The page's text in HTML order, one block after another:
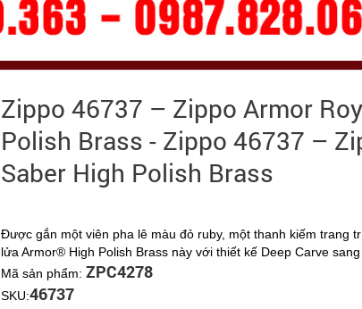
Zippo 46737 – Zippo Armor
Polish Brass - Zippo 46737 –
Saber High Polish Brass
Được gắn một viên pha lê màu đỏ ruby, một thanh kiếm trang
lửa Armor® High Polish Brass này với thiết kế Deep Carve sang
Mã sản phẩm:ZPC4278
SKU:46737